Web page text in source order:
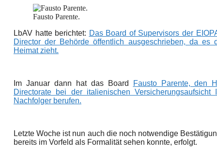
Fausto Parente.
LbAV hatte berichtet: Das Board of Supervisors der
Director der Behörde öffentlich ausgeschrieben, da
Heimat zieht.
Im Januar dann hat das Board
Fausto Parente, den
Directorate bei der italienischen
Nachfolger berufen.
Letzte Woche ist nun auch die noch notwendige
bereits im Vorfeld als Formalität sehen konnte, erfolgt.